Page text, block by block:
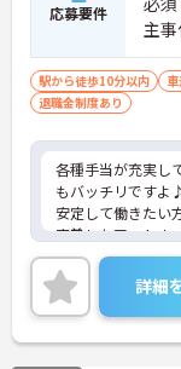
応募要件
主
常
駅から徒歩10分以内
退職金制度あり
各種手当が充実し
もバッチリですよ♪
安定して働きたい
密着したアットホ
アットホームで居
めますよ♪
ご興味をお持ちの
せください！
詳細